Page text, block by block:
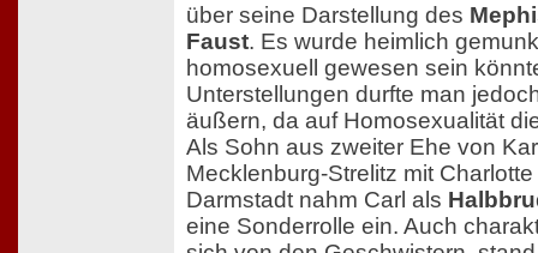
über seine Darstellung des
Faust. Es wurde heimlich
homosexuell gewesen sein
Unterstellungen durfte man
äußern, da auf Homosexualität
Als Sohn aus zweiter Ehe von
Mecklenburg-Strelitz mit
Darmstadt nahm Carl als
eine Sonderrolle ein. Auch